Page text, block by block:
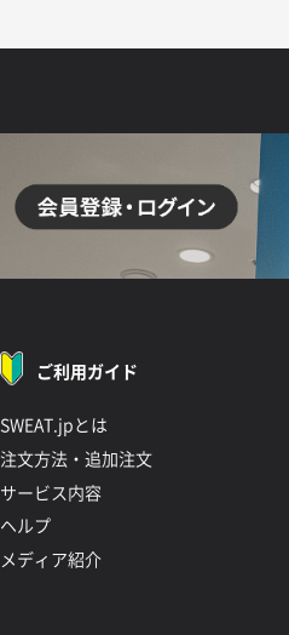
ご利用ガイド
SWEAT.jpとは
注文方法・追加注文
サービス内容
ヘルプ
メディア紹介